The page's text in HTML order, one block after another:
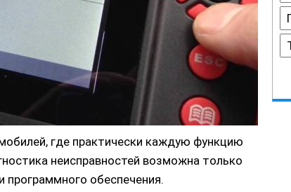
где практически каждую функцию
неисправностей возможна только
программного обеспечения.